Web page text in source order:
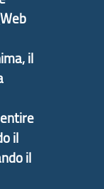
locale
a
economico
fornisce
Strategia
con Regione
il
il
il